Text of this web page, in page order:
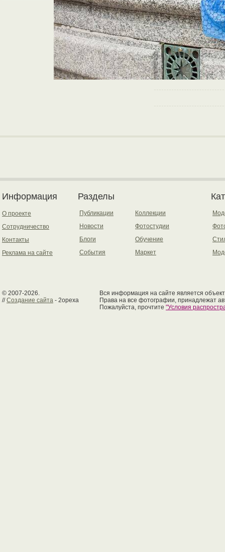
Информация
О проекте
Сотрудничество
Контакты
Реклама на сайте
Разделы
Публикации
Новости
Блоги
События
Коллекции
Фотостудии
Обучение
Маркет
© 2007-2026.
//Создание сайта - 2opexa
Вся информация на сайте является
Права на все фотографии, принадлежат
Пожалуйста, прочтите "Условия